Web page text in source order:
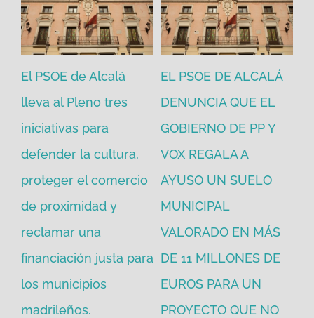
El PSOE de Alcalá
lleva al Pleno tres
iniciativas para
defender la cultura,
proteger el comercio
de proximidad y
reclamar una
financiación justa para
los municipios
madrileños.
EL PSOE DE ALCALÁ
DENUNCIA QUE EL
GOBIERNO DE PP Y
VOX REGALA A
AYUSO UN SUELO
MUNICIPAL
VALORADO EN MÁS
DE 11 MILLONES DE
EUROS PARA UN
PROYECTO QUE NO